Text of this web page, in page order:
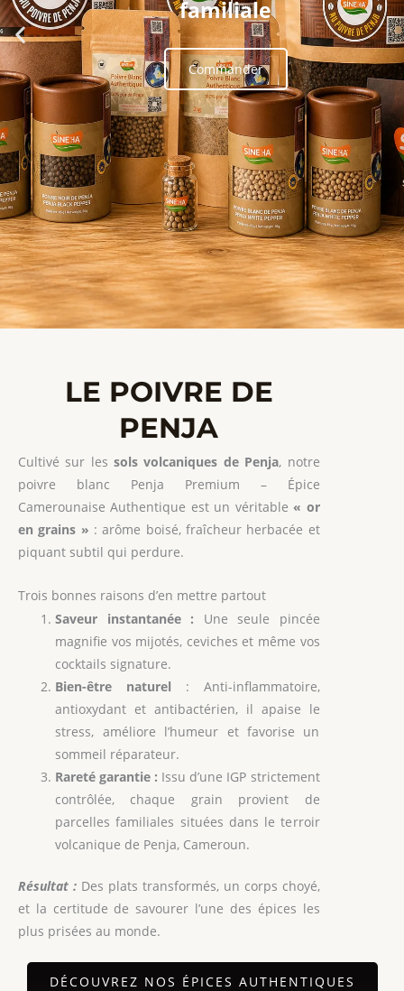
familiale
Commander
LE POIVRE DE
PENJA
Cultivé sur lessols volcaniques de Penja, notre
poivre blanc Penja Premium – Épice
Camerounaise Authentique est un véritable « or
en grains » : arôme boisé, fraîcheur herbacée et
piquant subtil qui perdure.
Trois bonnes raisons d’en mettre partout
Saveur instantanée : Une seule pincée
magnifie vos mijotés, ceviches et même vos
cocktails signature.
Bien-être naturel : Anti-inflammatoire,
antioxydant et antibactérien, il apaise le
stress, améliore l’humeur et favorise un
sommeil réparateur.
Rareté garantie : Issu d’une IGP strictement
contrôlée, chaque grain provient de
parcelles familiales situées dans le terroir
volcanique de Penja, Cameroun.
Résultat :Des plats transformés, un corps choyé,
et la certitude de savourer l’une des épices les
plus prisées au monde.
DÉCOUVREZ NOS ÉPICES AUTHENTIQUES